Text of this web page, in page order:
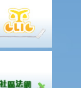
獲哪些賠償？
的家人可獲哪些賠
例如醫藥費）？